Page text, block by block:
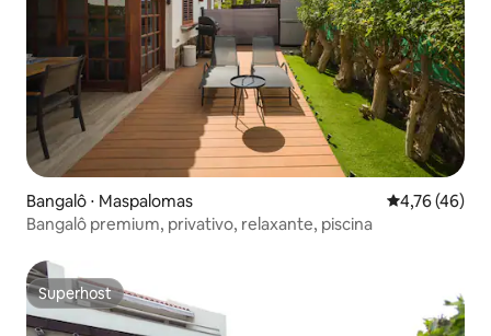
Bangalô ⋅ Maspalomas 4,76 de uma
4,76 (46)
Bangalô premium, privativo, relaxante, piscina
Superhost
Superhost